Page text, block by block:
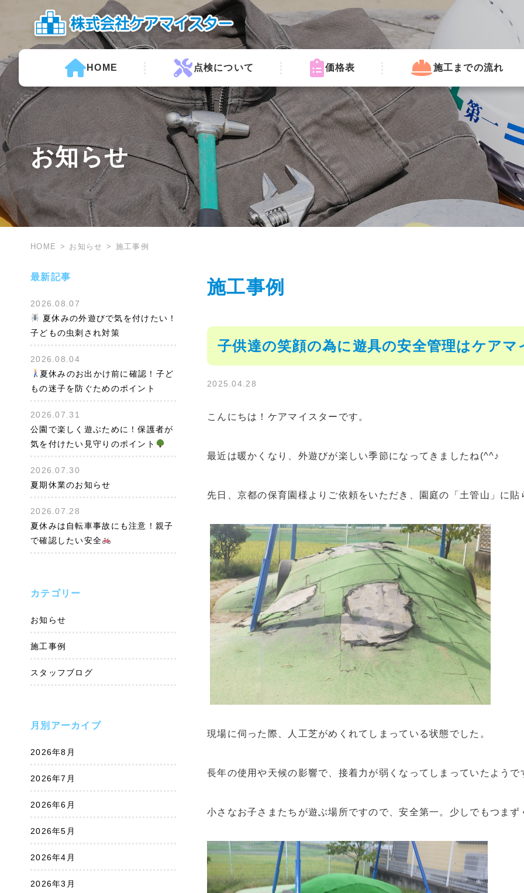
HOME 点検について 価格表 施工までの流れ
お知らせ
HOME お知らせ 施工事例
最新記事
2026.08.07
夏休みの外遊びで気を付けたい！
子どもの虫刺され対策
2026.08.04
夏休みのお出かけ前に確認！子ど
もの迷子を防ぐためのポイント
2026.07.31
公園で楽しく遊ぶために！保護者が
気を付けたい見守りのポイント
2026.07.30
夏期休業のお知らせ
2026.07.28
夏休みは自転車事故にも注意！親子
で確認したい安全
カテゴリー
お知らせ
施工事例
スタッフブログ
月別アーカイブ
2026年8月
2026年7月
2026年6月
2026年5月
2026年4月
2026年3月
施工事例
子供達の笑顔の為に遊具の安全管理はケア
2025.04.28
こんにちは！ケアマイスターです。
最近は暖かくなり、外遊びが楽しい季節になってきましたね(^^♪
先日、京都の保育園様よりご依頼をいただき、園庭の「土管山」に
現場に伺った際、人工芝がめくれてしまっている状態でした。
長年の使用や天候の影響で、接着力が弱くなってしまっていたようで
小さなお子さまたちが遊ぶ場所ですので、安全第一。少しでもつま